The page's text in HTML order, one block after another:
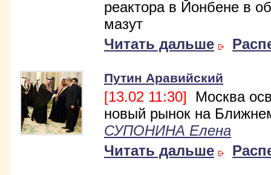
реактора в Йонбене в
мазут
Читать дальше
Путин Аравийский
[13.02 11:30] Москва
новый рынок на
СУПОНИНА Елена
Читать дальше